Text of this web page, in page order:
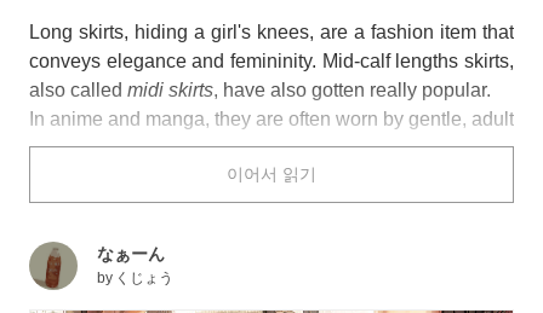
Long skirts, hiding a girl's knees, are a fashion item that
conveys elegance and femininity. Mid-calf lengths skirts,
also called midi skirts, have also gotten really popular.
In anime and manga, they are often worn by gentle, adult
characters, who usually play the role of the big sister or
of the maid. A long skirt can convey many different
impressions according to its pattern and silhouette - from
Today we feature a number of beautiful illustrations
portraying girls wearing long skirts. Enjoy!
이어서 읽기
なぁーん
by くじょう